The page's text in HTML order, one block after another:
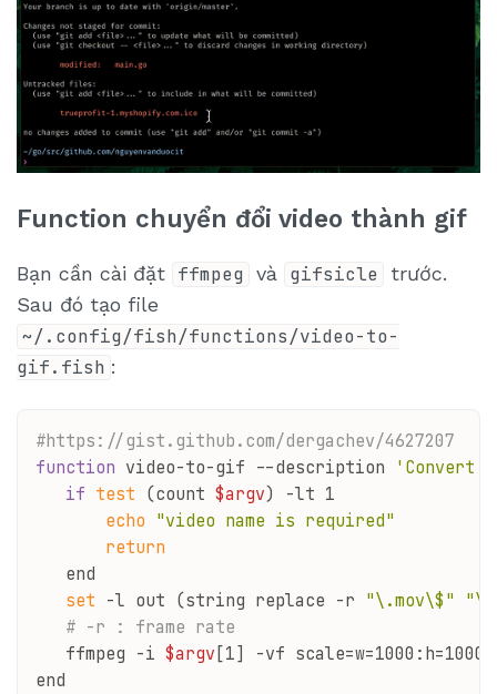
Function chuyển đổi video thành gif
Bạn cần cài đặt ffmpeg và gifsicle
trước.
Sau đó tạo file
~/.config/fish/functions/video-to-
gif.fish :
#https://gist.github.com/dergachev/4627207
function video-to-gif --description
'Convert
if test (count $argv) -lt 1
echo "video name is required"
return
   end
set -l out (string replace -r "\.mov\$"
# -r : frame rate
   ffmpeg -i
$argv [1] -vf